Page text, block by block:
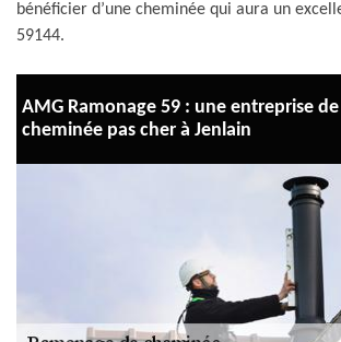
bénéficier d’une cheminée qui aura un
59144.
AMG Ramonage 59 : une entreprise
cheminée pas cher à Jenlain